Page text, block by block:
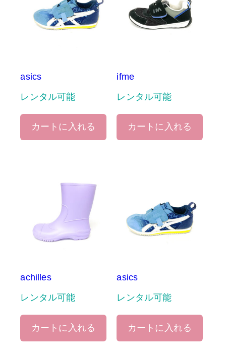
asics
レンタル可能
カートに入れる
ifme
レンタル可能
カートに入れる
achilles
レンタル可能
カートに入れる
asics
レンタル可能
カートに入れる